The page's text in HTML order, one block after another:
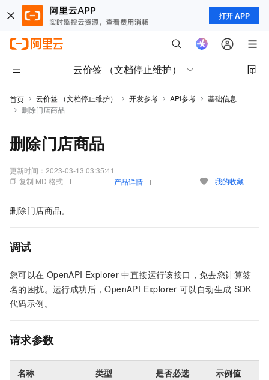
打开 APP
云价签 （文档停止维护）
首页 云价签 （文档停止维护） 开发参考 API参考
基础信息
删除门店商品
删除门店商品
更新时间： 2023-03-13 03:35:41
复制 MD 格式
产品详情 我的收藏
删除门店商品。
调试
您可以在 OpenAPI Explorer 中直接运行该接口，免去您计算签
名的困扰。运行成功后，OpenAPI Explorer 可以自动生成 SDK
代码示例。
请求参数
名称 类型 是否必选 示例值